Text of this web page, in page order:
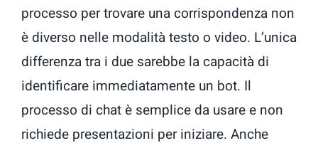
processo per trovare una corrispondenza non
è diverso nelle modalità testo o video. L’unica
differenza tra i due sarebbe la capacità di
identificare immediatamente un bot. Il
processo di chat è semplice da usare e non
richiede presentazioni per iniziare. Anche